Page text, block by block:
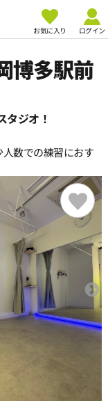
お気に入り ログイン
博多駅前
タジオ！
人数での練習におす